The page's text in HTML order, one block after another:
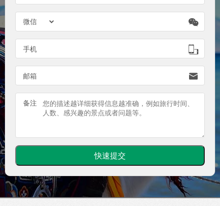

手机 
邮箱 
备注